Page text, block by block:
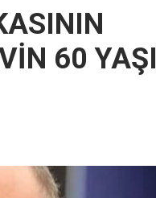
60 YAŞI